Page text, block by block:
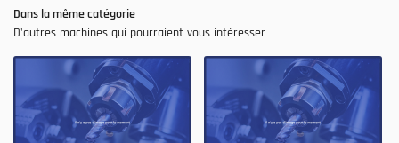
MACHINES
AVIS
Rejoignez-
Dans la même catégorie
D'autres machines qui pourraient vous intéresser